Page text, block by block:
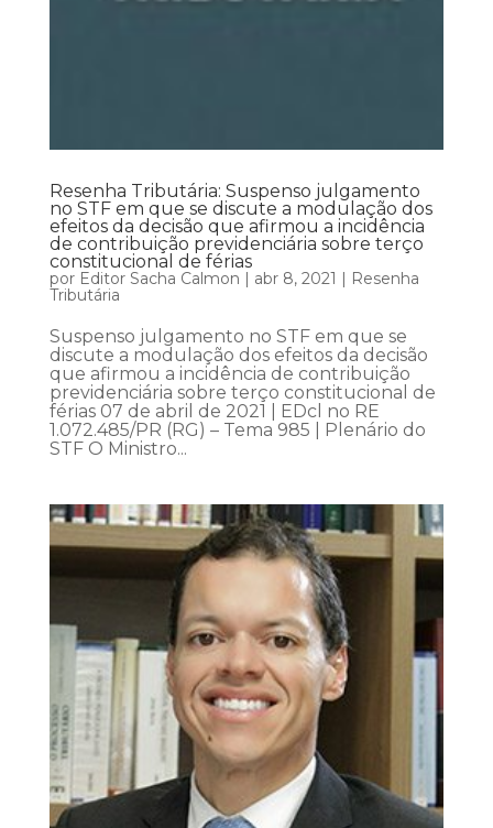
Resenha Tributária: Suspenso julgamento
no STF em que se discute a modulação dos
efeitos da decisão que afirmou a incidência
de contribuição previdenciária sobre terço
constitucional de férias
por Editor Sacha Calmon | abr 8, 2021 | Resenha
Tributária
Suspenso julgamento no STF em que se
discute a modulação dos efeitos da decisão
que afirmou a incidência de contribuição
previdenciária sobre terço constitucional de
férias 07 de abril de 2021 | EDcl no RE
1.072.485/PR (RG) – Tema 985 | Plenário do
STF O Ministro...